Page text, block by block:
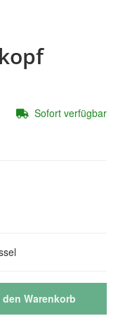
den Warenkorb
Sofort verfügbar